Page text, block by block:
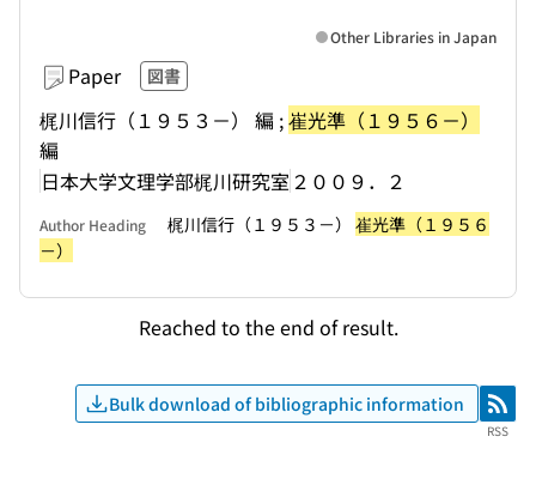
Paper 図書
梶川信行（１９５３－） 編 ;崔光準（１９５６－）
編
日本大学文理学部梶川研究室 ２００９．２
Other Libraries in Japan
Author Heading 梶川信行（１９５３－） 崔光準（１９５６
－）
Reached to the end of result.
Bulk download of bibliographic information RSS
RSS